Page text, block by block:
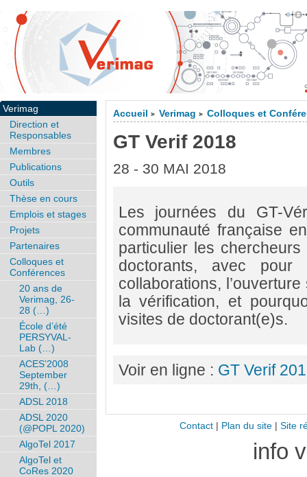
Accueil > Verimag > Colloques et
GT Verif 2018
28 - 30 MAI 2018
Les journées du GT-
communauté française
particulier les
doctorants, avec
collaborations,
la vérification, et
visites de doctorant(e)s.
Voir en ligne : GT Verif
Verimag
Direction et
Responsables
Membres
Publications
Outils
Thèse en cours
Emplois et stages
Projets
Partenaires
Colloques et
Conférences
20 ans de
Verimag, 26-
28 (…)
École d’été
PERSYVAL-
Lab (…)
ACES’2008
September
29th, (…)
ADSL 2018
ADSL 2020
(@POPL 2020)
AlgoTel 2017
AlgoTel et
CoRes 2020
Contact| Plan du site| Site
info